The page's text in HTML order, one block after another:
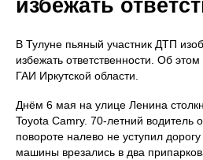
избежать
В Тулуне пьяный участник ДТП
избежать ответственности. Об
ГАИ Иркутской области.
Днём 6 мая на улице Ленина
Toyota Camry. 70‑летний водитель
повороте налево не уступил
машины врезались в два